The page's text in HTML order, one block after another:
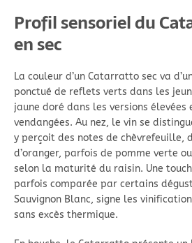
Profil sensoriel du
en sec
La couleur d’un Catarratto sec va
ponctué de reflets verts dans les
jaune doré dans les versions
vendangées. Au nez, le vin se
y perçoit des notes de chèvrefeuille,
d’oranger, parfois de pomme verte
selon la maturité du raisin. Une
parfois comparée par certains
Sauvignon Blanc, signe les
sans excès thermique.